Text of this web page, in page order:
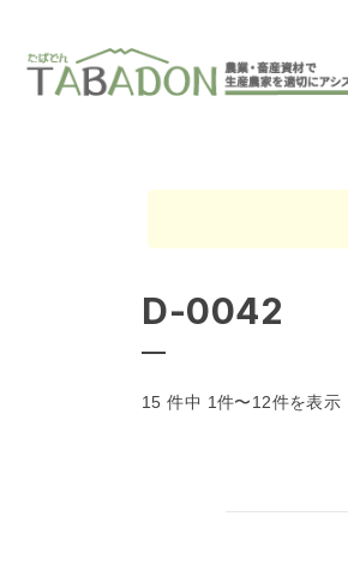
D-0042
15 件中 1件〜12件を表示